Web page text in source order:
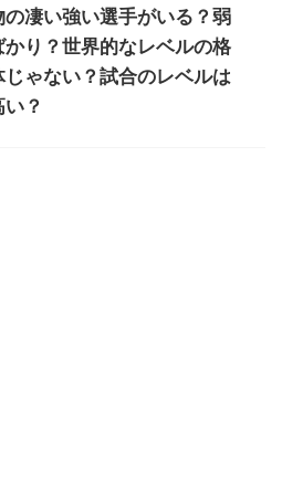
の凄い強い選手がいる？弱
かり？世界的なレベルの格
じゃない？試合のレベルは
？